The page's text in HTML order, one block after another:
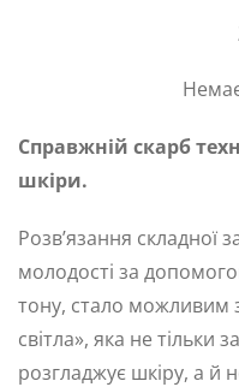
Справжній скарб
шкіри.
Розв’язання складної
молодості за
тону, стало можливим
світла», яка не тільки
розгладжує шкіру, а й